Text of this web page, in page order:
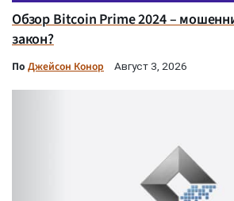
Обзор Bitcoin Prime 2024 –
закон?
По Джейсон Конор Август 3, 2026